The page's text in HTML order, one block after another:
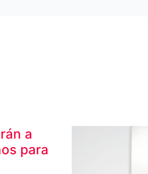
a
para